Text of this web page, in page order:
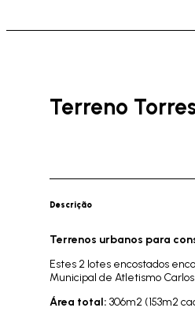
Terreno
Descrição
Terrenos urbanos para
Estes 2 lotes encostados
Municipal de Atletismo Carlos
Área total: 306m2 (153m2